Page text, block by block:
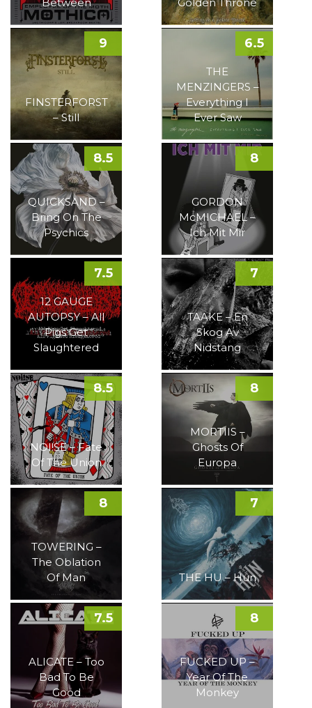
FINSTERFORST
– Still
9
THE
MENZINGERS –
Everything I
Ever Saw
6.5
QUICKSAND –
Bring On The
Psychics
8.5
GORDON
McMICHAEL –
Ich Mit Mir
8
12 GAUGE
AUTOPSY – All
Pigs Get
Slaughtered
7.5
TAAKE – En
Skog Av
Nidstang
7
NOI!SE – Fate
Of The Union
8.5
MORTIIS –
Ghosts Of
Europa
8
TOWERING –
The Oblation
Of Man
8
THE HU – Hun
7
ALICATE – Too
Bad To Be
Good
7.5
FUCKED UP –
Year Of The
Monkey
8